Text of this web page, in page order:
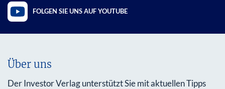
FOLGEN SIE UNS AUF YOUTUBE
Über uns
Der Investor Verlag unterstützt Sie mit aktuellen Tipps